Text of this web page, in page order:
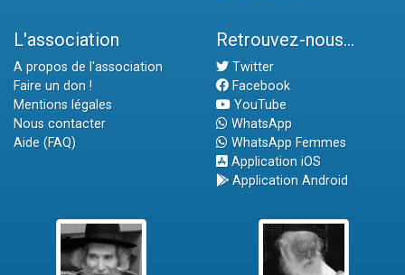
L'association
A propos de l'association
Faire un don !
Mentions légales
Nous contacter
Aide (FAQ)
Retrouvez-nous...
Twitter
Facebook
YouTube
WhatsApp
WhatsApp Femmes
Application iOS
Application Android